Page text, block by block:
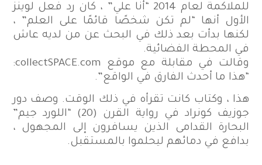
للملاكمة لعام 2014 “أنا علي” ، كان رد فعل لوينز
الأول أنها “لم تكن شخصًا قائمًا على العلم” ،
لكنها بدأت بعد ذلك في البحث عن من لديه عاش
في المحطة الفضائية.
وقالت في مقابلة مع موقع collectSPACE.com:
“هذا ما أحدث الفارق في الواقع”.
هذا ، وكتاب كانت تقرأه في ذلك الوقت. وصف دور
جوزيف كونراد في رواية القرن (20) “اللورد جيم”
البحارة القدامى الذين يسافرون إلى المجهول ،
بدافع في دمائهم ليحلموا بالمستقبل.